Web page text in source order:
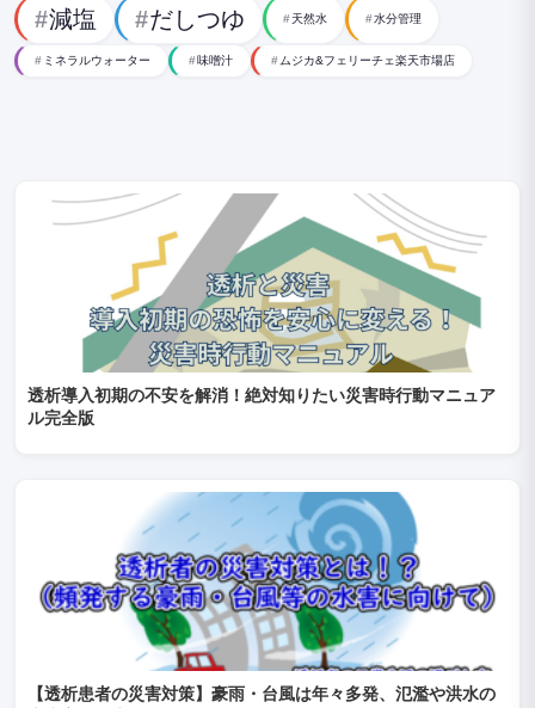
減塩 だしつゆ 天然水 水分管理
ミネラルウォーター 味噌汁 ムジカ&フェリーチェ楽天市場店
透析導入初期の不安を解消！絶対知りたい災害時行動マニュア
ル完全版
【透析患者の災害対策】豪雨・台風は年々多発、氾濫や洪水の